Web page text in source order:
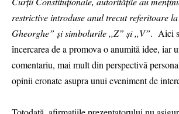
restrictive introduse anul trecut referitoare
Gheorghe” și simbolurile ,,Z” și ,,V”. Aici
încercarea de a promova o anumită idee, iar
comentariu, mai mult din perspectivă
opinii eronate asupra unui eveniment de